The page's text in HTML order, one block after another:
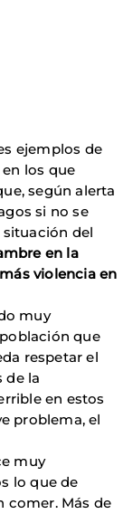
ejemplos de
los que
según alerta
si no se
del
en la
violencia en
muy
que
respetar el
de la
en estos
problema, el
muy
lo que de
comer. Más de